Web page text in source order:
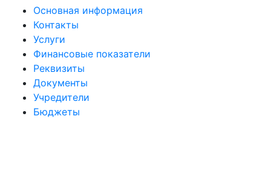
Основная информация
Контакты
Услуги
Финансовые показатели
Реквизиты
Документы
Учредители
Бюджеты